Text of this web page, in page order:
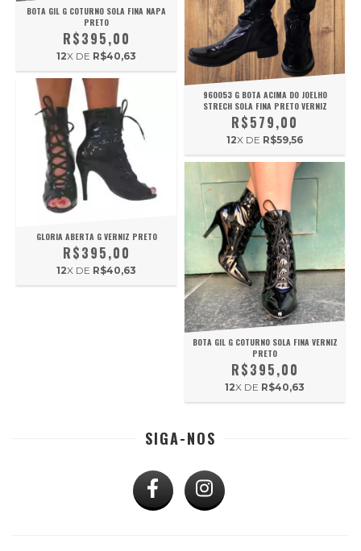
BOTA GIL G COTURNO SOLA FINA NAPA
PRETO
R$395,00
12X DE R$40,63
960053 G BOTA ACIMA DO JOELHO
STRECH SOLA FINA PRETO VERNIZ
R$579,00
12X DE R$59,56
GLORIA ABERTA G VERNIZ PRETO
R$395,00
12X DE R$40,63
BOTA GIL G COTURNO SOLA FINA VERNIZ
PRETO
R$395,00
12X DE R$40,63
SIGA-NOS